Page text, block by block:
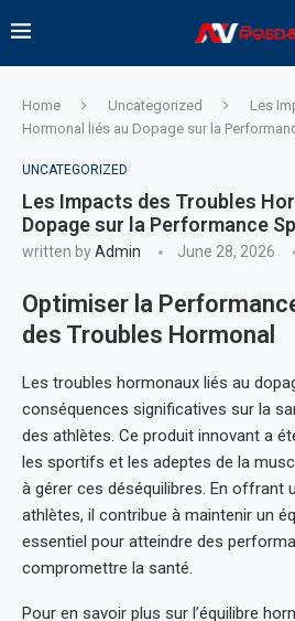
Home Uncategorized
Les
Hormonal liés au Dopage sur la
UNCATEGORIZED
Les Impacts des Troubles
Dopage sur la Performance
written byAdmin June 28, 2026
Optimiser la
des Troubles Hormonal
Les troubles hormonaux liés au
conséquences significatives sur la
des athlètes. Ce produit innovant a
les sportifs et les adeptes de la
à gérer ces déséquilibres. En offrant
athlètes, il contribue à maintenir un
essentiel pour atteindre des
compromettre la santé.
Pour en savoir plus sur l’équilibre